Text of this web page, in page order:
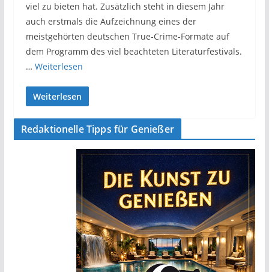
viel zu bieten hat. Zusätzlich steht in diesem Jahr
auch erstmals die Aufzeichnung eines der
meistgehörten deutschen True-Crime-Formate auf
dem Programm des viel beachteten Literaturfestivals.
… Weiterlesen
Weiterlesen
Redaktionelle Tipps für Genießer